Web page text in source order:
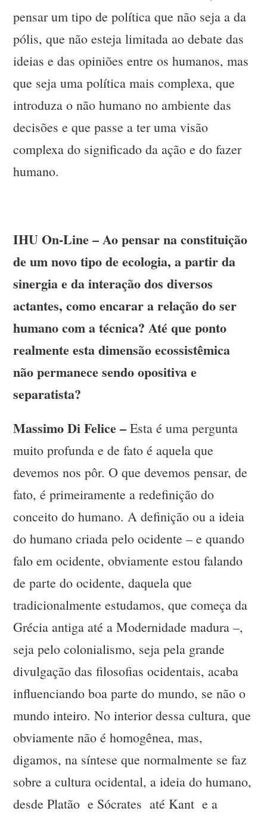
pensar um tipo de política que não seja a da
pólis, que não esteja limitada ao debate das
ideias e das opiniões entre os humanos, mas
que seja uma política mais complexa, que
introduza o não humano no ambiente das
decisões e que passe a ter uma visão
complexa do significado da ação e do fazer
humano.
IHU On-Line – Ao pensar na constituição
de um novo tipo de ecologia, a partir da
sinergia e da interação dos diversos
actantes, como encarar a relação do ser
humano com a técnica? Até que ponto
realmente esta dimensão ecossistêmica
não permanece sendo opositiva e
separatista?
Massimo Di Felice – Esta é uma pergunta
muito profunda e de fato é aquela que
devemos nos pôr. O que devemos pensar, de
fato, é primeiramente a redefinição do
conceito do humano. A definição ou a ideia
do humano criada pelo ocidente – e quando
falo em ocidente, obviamente estou falando
de parte do ocidente, daquela que
tradicionalmente estudamos, que começa da
Grécia antiga até a Modernidade madura –,
seja pelo colonialismo, seja pela grande
divulgação das filosofias ocidentais, acaba
influenciando boa parte do mundo, se não o
mundo inteiro. No interior dessa cultura, que
obviamente não é homogênea, mas,
digamos, na síntese que normalmente se faz
sobre a cultura ocidental, a ideia do humano,
desde Platão e Sócrates até Kant e a